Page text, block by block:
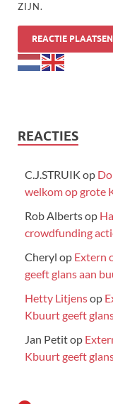
ZIJN.
REACTIES
C.J.STRUIK op
welkom op grote
Rob Albertsop
crowdfunding
Cheryl op Extern
geeft glans aan
Hetty Litjensop
Kbuurt geeft
Jan Petitop
Kbuurt geeft